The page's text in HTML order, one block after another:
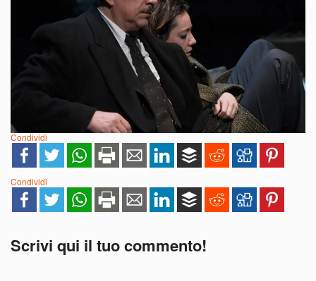
Condividi
Condividi
Scrivi qui il tuo commento!